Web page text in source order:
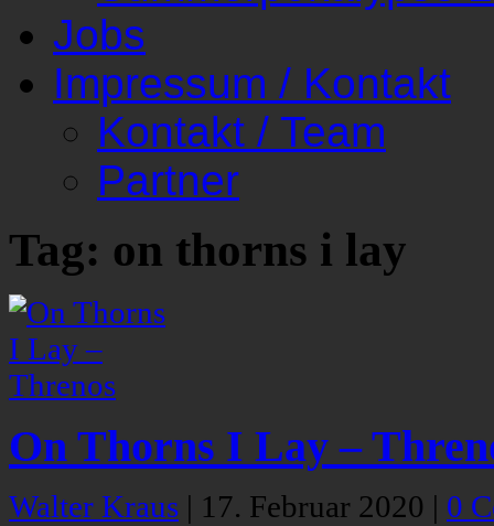
Jobs
Impressum / Kontakt
Kontakt / Team
Partner
Tag: on thorns i lay
On Thorns I Lay –
Walter Kraus | 17. Februar 2020 | 0